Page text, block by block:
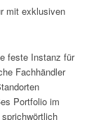
mit exklusiven
feste Instanz für
Fachhändler
Portfolio im